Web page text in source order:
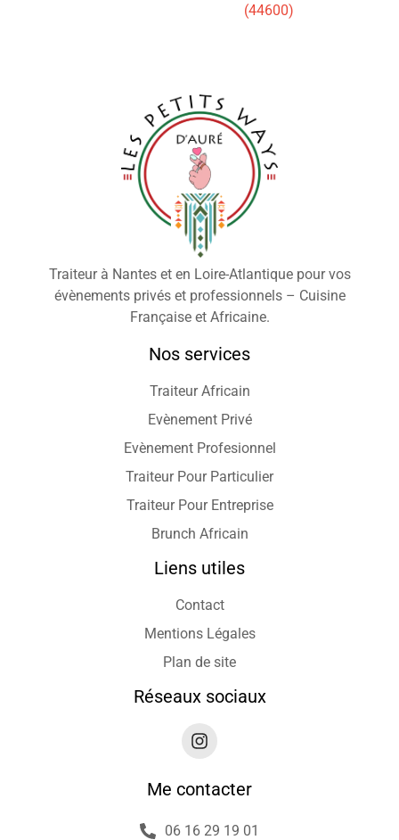
(44600)
Traiteur à Nantes et en Loire-Atlantique pour vos
évènements privés et professionnels – Cuisine
Française et Africaine.
Nos services
Traiteur Africain
Evènement Privé
Evènement Profesionnel
Traiteur Pour Particulier
Traiteur Pour Entreprise
Brunch Africain
Liens utiles
Contact
Mentions Légales
Plan de site
Réseaux sociaux
Me contacter
06 16 29 19 01